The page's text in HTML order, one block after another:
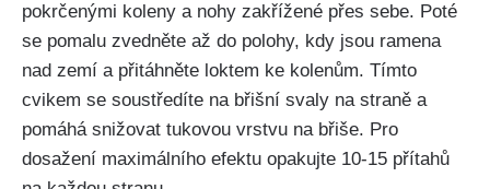
⁢pokrčenými koleny a nohy zakřížené přes sebe. Poté
se pomalu zvedněte až do polohy, kdy⁢ jsou ramena
nad ‍zemí a přitáhněte loktem ke kolenům. Tímto
cvikem se soustředíte na břišní svaly na straně ⁣a
pomáhá snižovat tukovou ⁤vrstvu⁣ na‌ břiše. Pro
dosažení ​maximálního efektu ⁢opakujte 10-15 přítahů